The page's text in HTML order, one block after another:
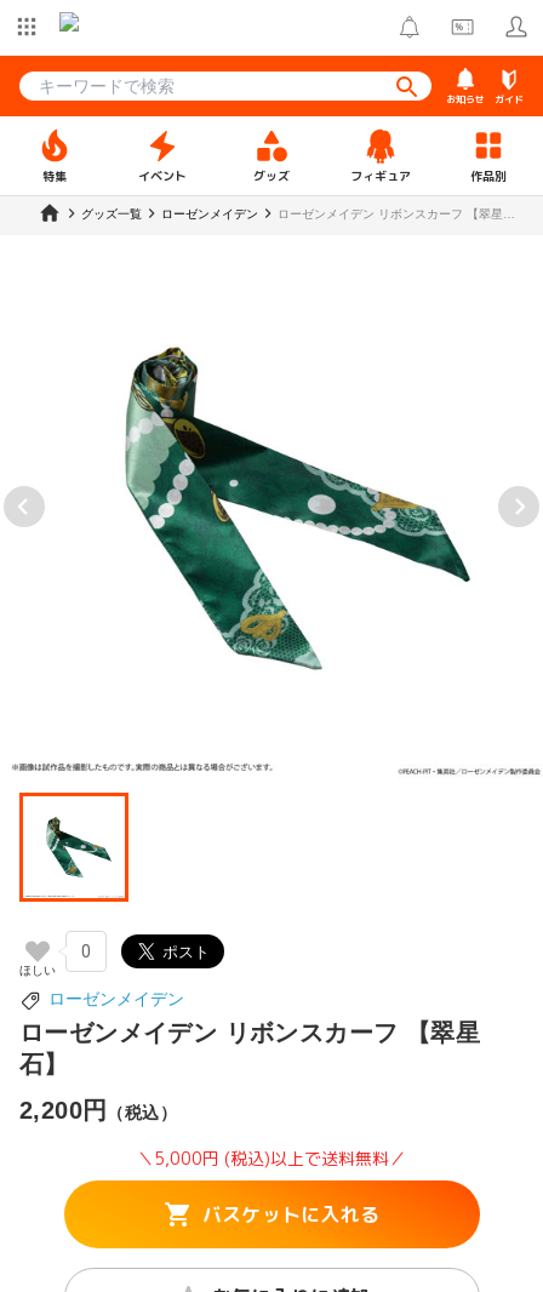
お知らせ ガイド
特集 イベント グッズ フィギュア 作品別
グッズ一覧 ローゼンメイデン
ローゼンメイデン リボンスカーフ 【翠星
0
ローゼンメイデン
ローゼンメイデン リボンスカーフ 【翠星
石】
2,200円
（税込）
＼5,000円 (税込)以上で送料無料／
バスケットに入れる